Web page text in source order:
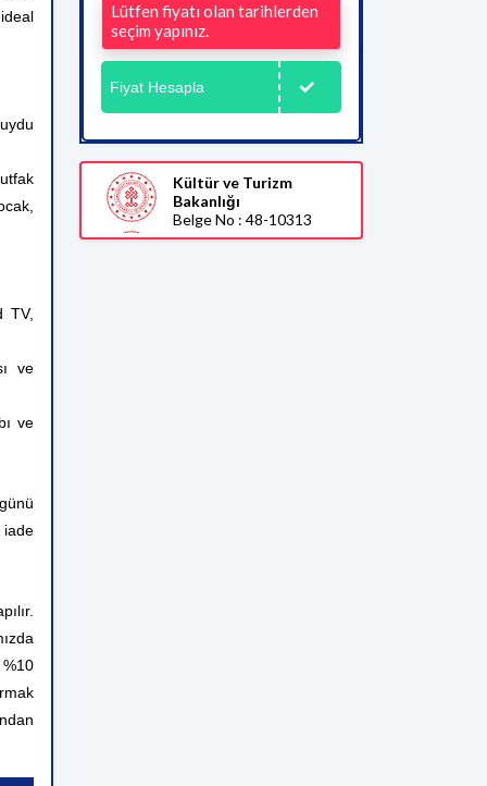
TV,
ve
ve
iade
Lütfen fiyatı olan tarihlerden
seçim yapınız.
Fiyat Hesapla
Kültür ve Turizm
Bakanlığı
Belge No : 48-10313